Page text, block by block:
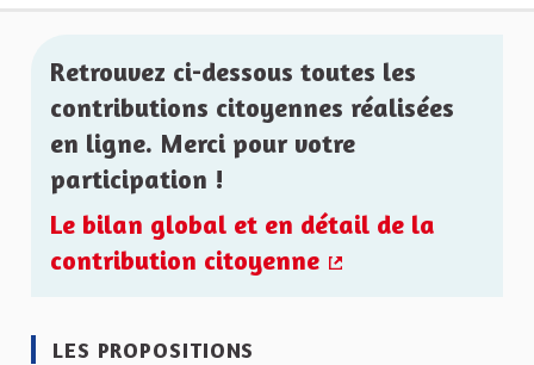
Retrouvez ci-dessous toutes les
contributions citoyennes réalisées
en ligne. Merci pour votre
participation !
Le bilan global et en détail de la
contribution citoyenne
LES PROPOSITIONS